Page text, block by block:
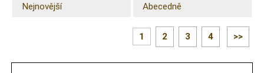
Nejnovější Abecedně
1 2 3 4 >>